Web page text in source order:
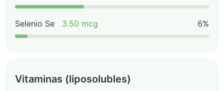
Selenio Se 3.50 mcg 6%
Vitaminas (liposolubles)